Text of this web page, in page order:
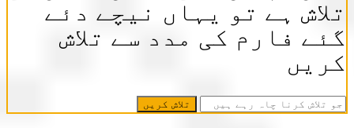
ہے تو یہاں نیچے دئے
فارم کی مدد سے تلاش